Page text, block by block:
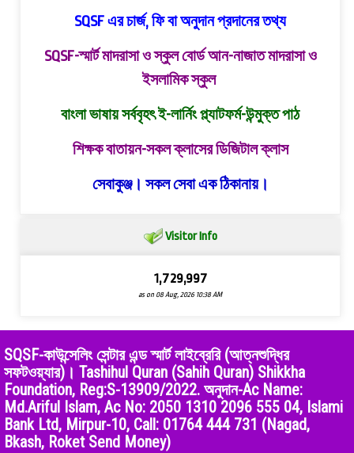
SQSF এর চার্জ, ফি বা অনুদান প্রদানের তথ্য
SQSF-স্মার্ট মাদরাসা ও স্কুল বোর্ড আন-নাজাত মাদরাসা ও
ইসলামিক স্কুল
বাংলা ভাষায় সর্ববৃহৎ ই-লার্নিং প্ল্যাটফর্ম-উন্মুক্ত পাঠ
শিক্ষক বাতায়ন-সকল ক্লাসের ডিজিটাল ক্লাস
সেবাকুঞ্জ। সকল সেবা এক ঠিকানায়।
Visitor Info
1,729,997
as on 08 Aug, 2026 10:38 AM
SQSF-কাউন্সেলিং সেন্টার এন্ড স্মার্ট লাইব্রেরি (আত্নশুদ্ধির
সফটওয়্যার)। Tashihul Quran (Sahih Quran) Shikkha
Foundation, Reg:S-13909/2022. অনুদান-Ac Name:
Md.Ariful Islam, Ac No: 2050 1310 2096 555 04, Islami
Bank Ltd, Mirpur-10, Call: 01764 444 731 (Nagad,
Bkash, Roket Send Money)